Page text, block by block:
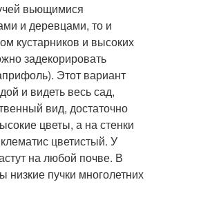
вьющимися
и деревцами, то и
кустарников и высоких
задекорировать
Этот вариант
и видеть весь сад,
вид, достаточно
цветы, а на стенки
цветистый. У
на любой почве. В
пучки многолетних